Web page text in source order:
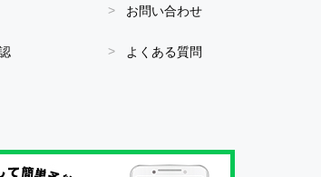
お問い合わせ
よくある質問